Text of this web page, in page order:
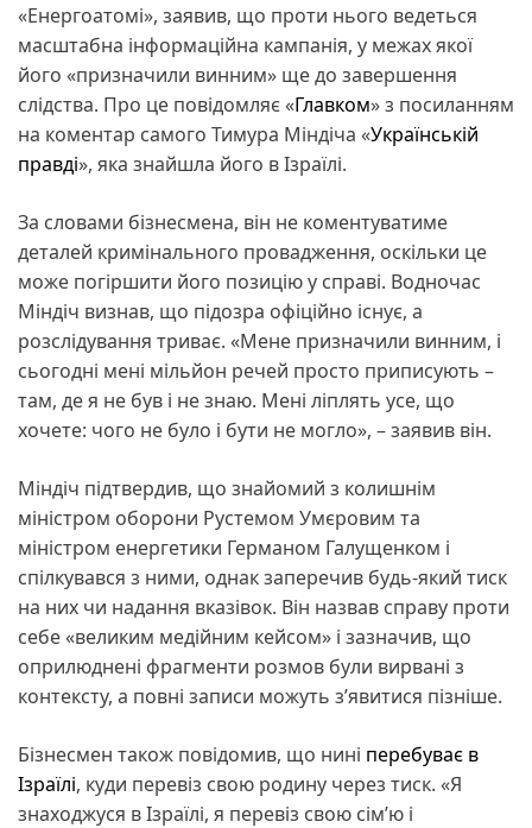
«Енергоатомі», заявив, що проти нього ведеться
масштабна інформаційна кампанія, у межах якої
його «призначили винним» ще до завершення
слідства. Про це повідомляє «Главком» з посиланням
на коментар самого Тимура Міндіча «Українській
правді», яка знайшла його в Ізраїлі.
За словами бізнесмена, він не коментуватиме
деталей кримінального провадження, оскільки це
може погіршити його позицію у справі. Водночас
Міндіч визнав, що підозра офіційно існує, а
розслідування триває. «Мене призначили винним, і
сьогодні мені мільйон речей просто приписують –
там, де я не був і не знаю. Мені ліплять усе, що
хочете: чого не було і бути не могло», – заявив він.
Міндіч підтвердив, що знайомий з колишнім
міністром оборони Рустемом Умєровим та
міністром енергетики Германом Галущенком і
спілкувався з ними, однак заперечив будь-який тиск
на них чи надання вказівок. Він назвав справу проти
себе «великим медійним кейсом» і зазначив, що
оприлюднені фрагменти розмов були вирвані з
контексту, а повні записи можуть з’явитися пізніше.
Бізнесмен також повідомив, що нині перебуває в
Ізраїлі, куди перевіз свою родину через тиск. «Я
знаходжуся в Ізраїлі, я перевіз свою сім’ю і